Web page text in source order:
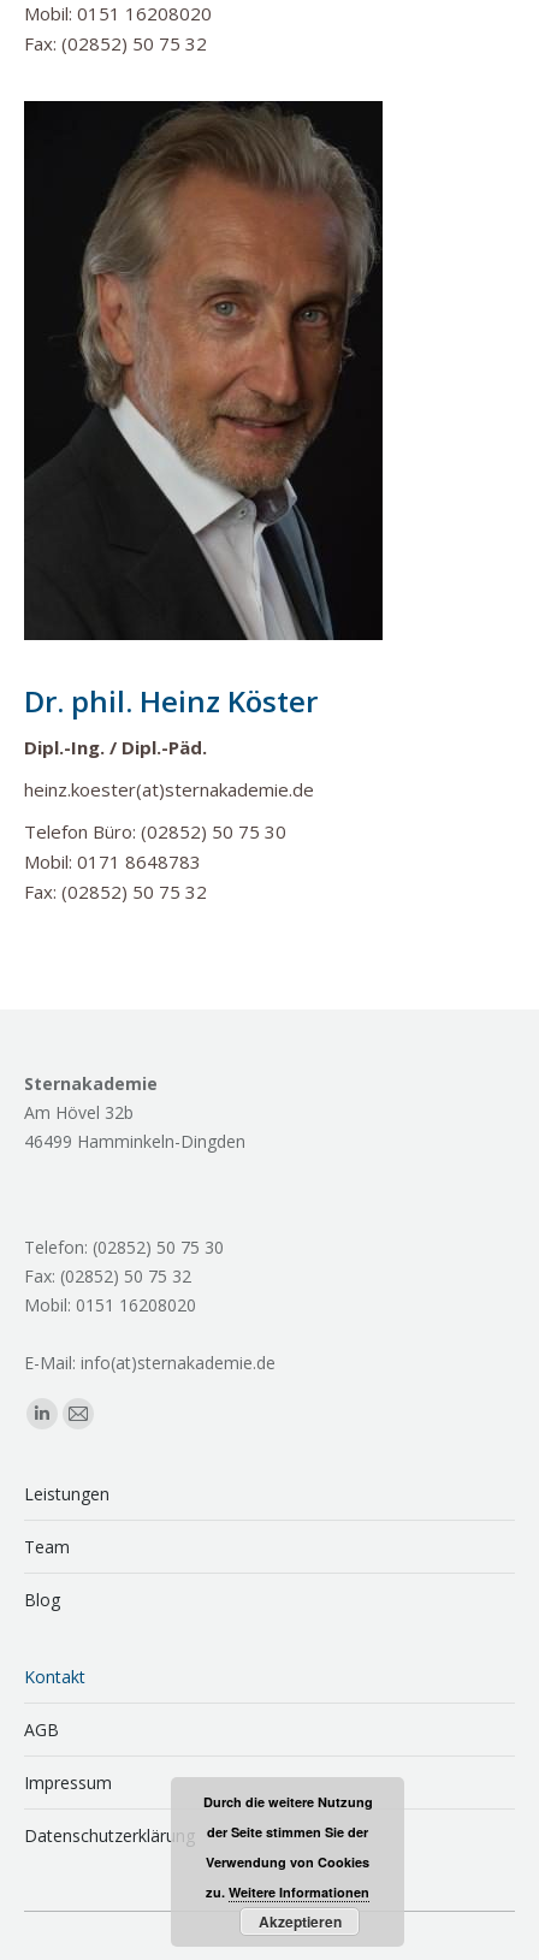
Mobil: 0151 16208020
Fax: (02852) 50 75 32
Dr. phil. Heinz Köster
Dipl.-Ing. / Dipl.-Päd.
heinz.koester(at)sternakademie.de
Telefon Büro: (02852) 50 75 30
Mobil: 0171 8648783
Fax: (02852) 50 75 32
Sternakademie
Am Hövel 32b
46499 Hamminkeln-Dingden
Telefon: (02852) 50 75 30
Fax: (02852) 50 75 32
Mobil: 0151 16208020
E-Mail: info(at)sternakademie.de
Finden Sie uns auf:
Linkedin
opens
new
E-
page
Leistungen
Team
Blog
Kontakt
AGB
Impressum
Datenschutzerklärung
Durch die weitere Nutzung
der Seite stimmen Sie der
Verwendung von Cookies
zu. Weitere Informationen
Akzeptieren